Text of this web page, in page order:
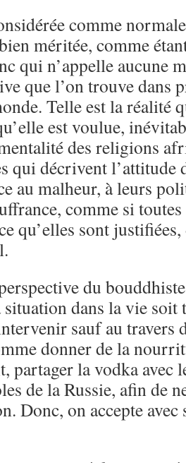
comme
méritée, comme
qui n’appelle
que l’on trouve dans
Telle est la réalité
est voulue,
des religions
qui décrivent l’attitude
au malheur, à leurs
comme si
qu’elles sont
du
situation dans la vie soit
sauf au travers
donner de la
partager la vodka avec
de la Russie, afin de
Donc, on accepte avec